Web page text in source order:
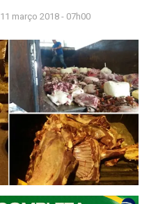
11 março 2018 - 07h00